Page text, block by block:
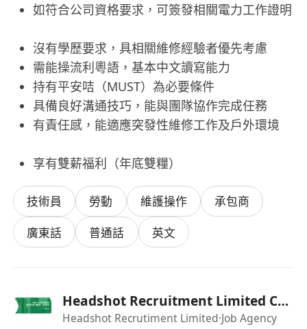
如符合公司資格要求，可簽發相關電力工作證明
沒有學歷要求，具相關維修經驗者優先考慮
需能操流利粵語，基本中文讀寫能力
持有平安咭（MUST）為必要條件
具備良好溝通技巧，能與團隊協作完成任務
有責任感，能適應突發性維修工作及戶外環境
享有雙薪福利（年底雙糧）
技術員 勞動 維護操作
承包商
廣東話
普通話 英文
Headshot Recruitment Limited Chan
Headshot Recrutiment Limited·Job Agency